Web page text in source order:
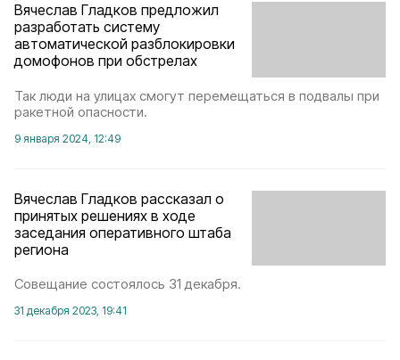
Вячеслав Гладков предложил
разработать систему
автоматической разблокировки
домофонов при обстрелах
Так люди на улицах смогут перемещаться в подвалы при
ракетной опасности.
9 января 2024, 12:49
Вячеслав Гладков рассказал о
принятых решениях в ходе
заседания оперативного штаба
региона
Совещание состоялось 31 декабря.
31 декабря 2023, 19:41